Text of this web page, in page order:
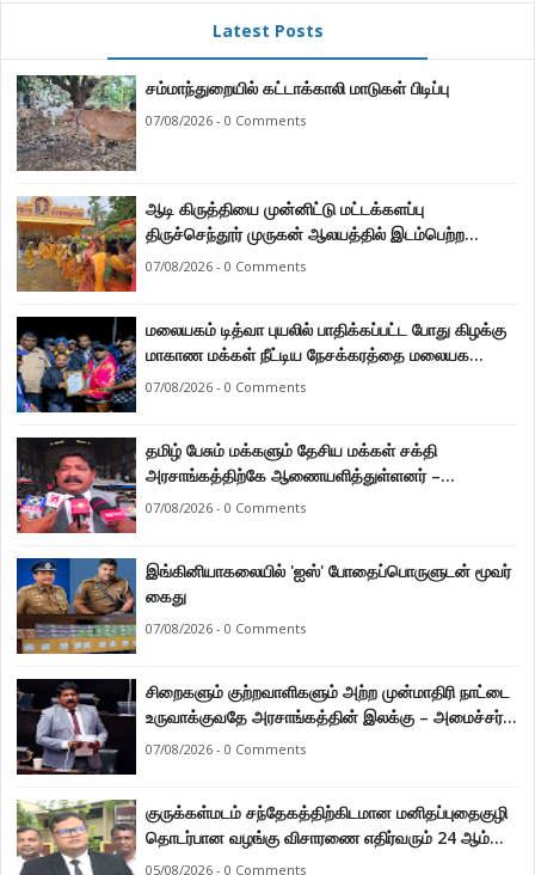
Latest Posts
சம்மாந்துறையில் கட்டாக்காலி மாடுகள் பிடிப்பு
07/08/2026 - 0 Comments
ஆடி கிருத்தியை முன்னிட்டு மட்டக்களப்பு
திருச்செந்தூர் முருகன் ஆலயத்தில் இடம்பெற்ற
பால்குட பவனி 1008 சங்கா ஆபிஷேக நிகழ்வு.
07/08/2026 - 0 Comments
மலையகம் டித்வா புயலில் பாதிக்கப்பட்ட போது கிழக்கு
மாகாண மக்கள் நீட்டிய நேசக்கரத்தை மலையக
மக்கள் ஒருபோதும் மறக்கமாட்டார்கள் : நுவரெலியா
07/08/2026 - 0 Comments
தமிழ் பேசும் மக்களும் தேசிய மக்கள் சக்தி
அரசாங்கத்திற்கே ஆணையளித்துள்ளனர் –
கடற்றொழில் அமைச்சர் இராமலிங்கம் சந்திரசேகர்
07/08/2026 - 0 Comments
இங்கினியாகலையில் 'ஐஸ்' போதைப்பொருளுடன் மூவர்
கைது
07/08/2026 - 0 Comments
சிறைகளும் குற்றவாளிகளும் அற்ற முன்மாதிரி நாட்டை
உருவாக்குவதே அரசாங்கத்தின் இலக்கு – அமைச்சர்
இராமலிங்கம் சந்திரசேகர்
07/08/2026 - 0 Comments
குருக்கள்மடம் சந்தேகத்திற்கிடமான மனிதப்புதைகுழி
தொடர்பான வழங்கு விசாரணை எதிர்வரும் 24 ஆம்
திகதிக்கு தவணையிடப்பட்டுள்ளது.
05/08/2026 - 0 Comments